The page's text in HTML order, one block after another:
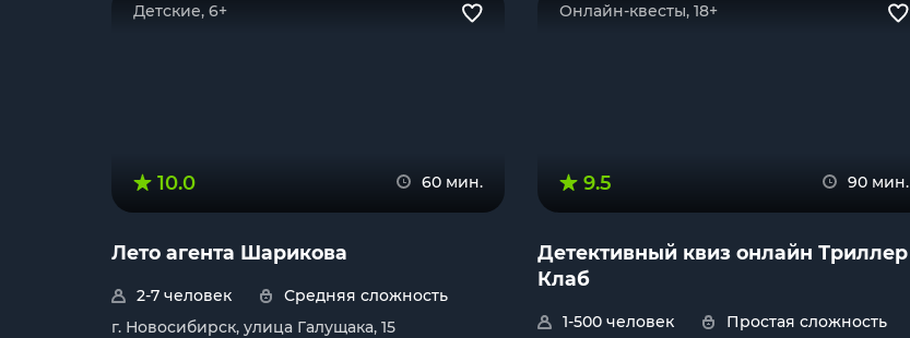
Детские, 6+
10.0 60 мин.
Лето агента Шарикова
2-7 человек
Средняя сложность
г. Новосибирск, улица Галущака, 15
Онлайн-квесты, 18+
9.5 90 мин.
Детективный квиз онлайн Триллер
Клаб
1-500 человек Простая сложность